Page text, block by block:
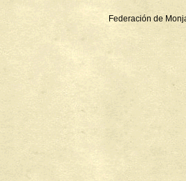
Federación de